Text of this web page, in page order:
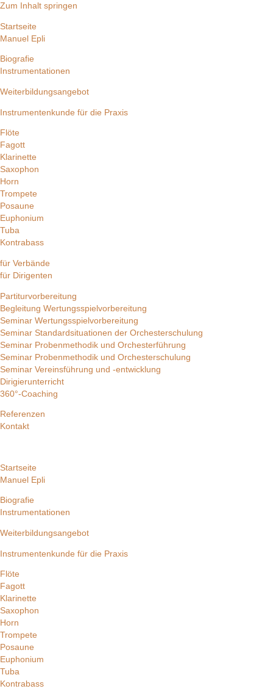
Zum Inhalt springen
Startseite
Manuel Epli
Biografie
Instrumentationen
Weiterbildungsangebot
Instrumentenkunde für die Praxis
Flöte
Fagott
Klarinette
Saxophon
Horn
Trompete
Posaune
Euphonium
Tuba
Kontrabass
für Verbände
für Dirigenten
Partiturvorbereitung
Begleitung Wertungsspielvorbereitung
Seminar Wertungsspielvorbereitung
Seminar Standardsituationen der Orchesterschulung
Seminar Probenmethodik und Orchesterführung
Seminar Probenmethodik und Orchesterschulung
Seminar Vereinsführung und -entwicklung
Dirigierunterricht
360°-Coaching
Referenzen
Kontakt
Startseite
Manuel Epli
Biografie
Instrumentationen
Weiterbildungsangebot
Instrumentenkunde für die Praxis
Flöte
Fagott
Klarinette
Saxophon
Horn
Trompete
Posaune
Euphonium
Tuba
Kontrabass